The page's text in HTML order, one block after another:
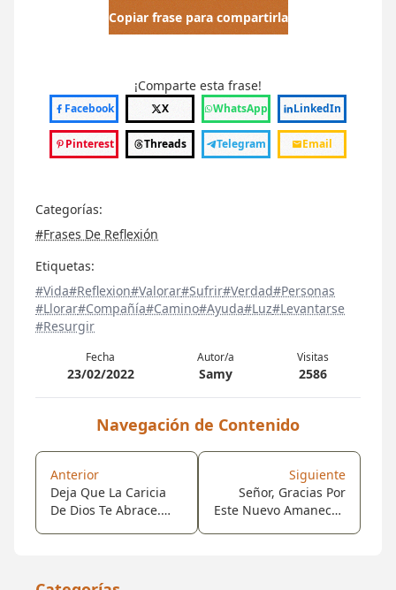
Copiar frase para compartirla
¡Comparte esta frase!
Facebook X WhatsApp LinkedIn
Pinterest Threads Telegram Email
Categorías:
#Frases De Reflexión
Etiquetas:
#Vida#Reflexion#Valorar#Sufrir#Verdad#Personas
#Llorar#Compañía#Camino#Ayuda#Luz#Levantarse
#Resurgir
Fecha
23/02/2022
Autor/a
Samy
Visitas
2586
Navegación de Contenido
Anterior
Deja Que La Caricia
De Dios Te Abrace.
Siguiente
Señor, Gracias Por
Este Nuevo Amanecer,